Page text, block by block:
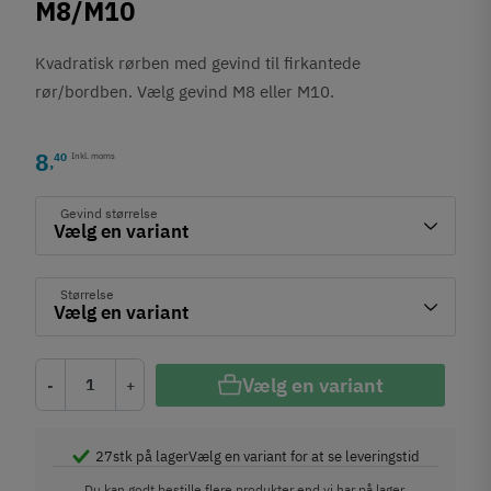
M8/M10
Kvadratisk rørben med gevind til firkantede
rør/bordben. Vælg gevind M8 eller M10.
8,40 Inkl. moms
Gevind størrelse
Størrelse
- + Vælg en variant
27stk på lagerVælg en variant for at se leveringstid